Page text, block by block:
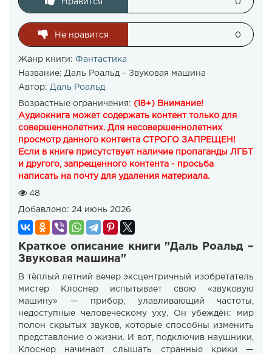
Нравится 0
Не нравится 0
Жанр книги: Фантастика
Название: Даль Роальд – Звуковая машина
Автор: Даль Роальд
Возрастные ограничения: (18+) Внимание!
Аудиокнига может содержать контент только для
совершеннолетних. Для несовершеннолетних
просмотр данного контента СТРОГО ЗАПРЕЩЕН!
Если в книге присутствует наличие пропаганды ЛГБТ
и другого, запрещенного контента - просьба
написать на почту для удаления материала.
48
Добавлено: 24 июнь 2026
Краткое описание книги "Даль Роальд –
Звуковая машина"
В тёплый летний вечер эксцентричный изобретатель
мистер Клоснер испытывает свою «звуковую
машину» — прибор, улавливающий частоты,
недоступные человеческому уху. Он убеждён: мир
полон скрытых звуков, которые способны изменить
представление о жизни. И вот, подключив наушники,
Клоснер начинает слышать странные крики —